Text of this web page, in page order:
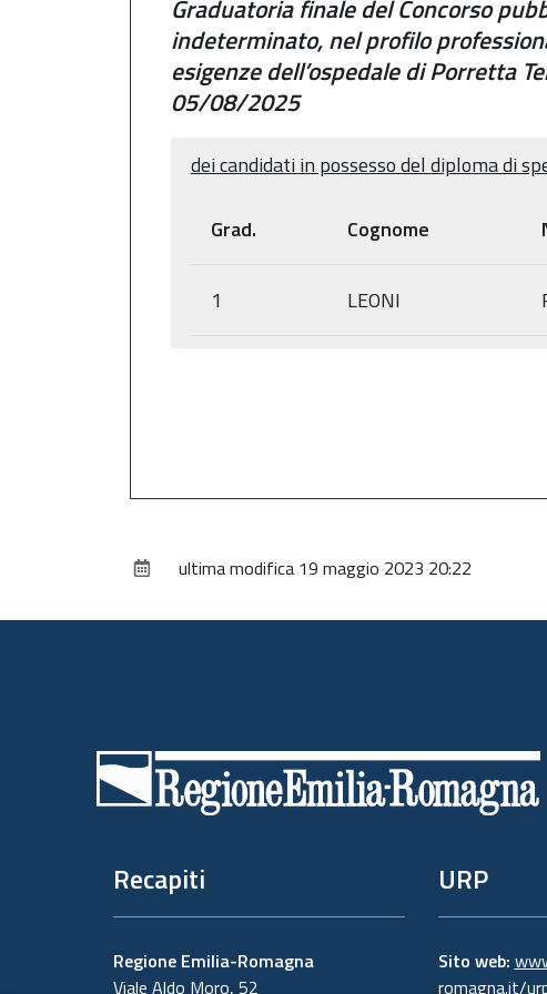
Graduatoria finale del Concorso
indeterminato, nel profilo
esigenze dell’ospedale di Porretta
05/08/2025
dei candidati in possesso del diploma di
Grad. Cognome
1 LEONI
ultima modifica 19 maggio 2023 20:22
Recapiti
Regione Emilia-Romagna
Viale Aldo Moro, 52
URP
Sito web:
romagna.it/